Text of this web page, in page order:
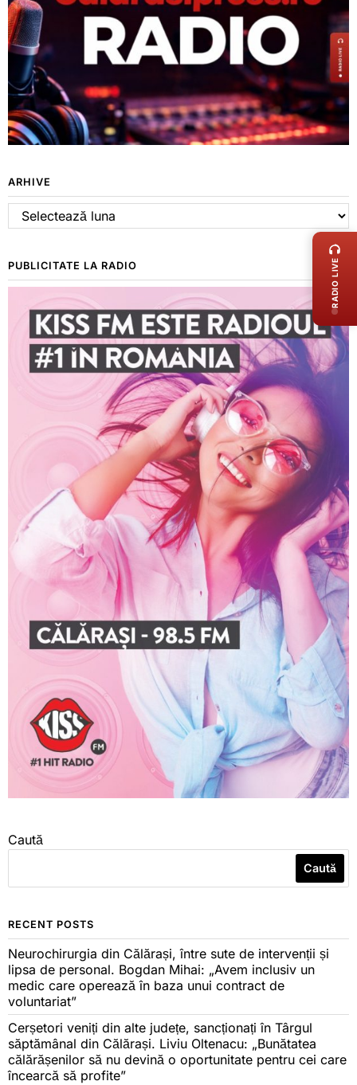
ARHIVE
Arhive
PUBLICITATE LA RADIO
Caută
Caută
RECENT POSTS
Neurochirurgia din Călărași, între sute de intervenții și
lipsa de personal. Bogdan Mihai: „Avem inclusiv un
medic care operează în baza unui contract de
voluntariat”
Cerșetori veniți din alte județe, sancționați în Târgul
săptămânal din Călărași. Liviu Oltenacu: „Bunătatea
călărășenilor să nu devină o oportunitate pentru cei care
încearcă să profite”
RADIO LIVE